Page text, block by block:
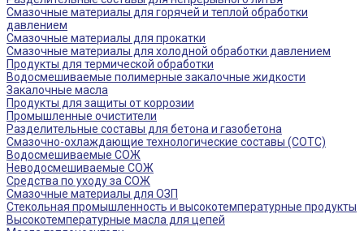
Смазочные материалы для горячей и теплой обработки
давлением
Смазочные материалы для прокатки
Смазочные материалы для холодной обработки давлением
Продукты для термической обработки
Водосмешиваемые полимерные закалочные жидкости
Закалочные масла
Продукты для защиты от коррозии
Промышленные очистители
Разделительные составы для бетона и газобетона
Смазочно-охлаждающие технологические составы (СОТС)
Водосмешиваемые СОЖ
Неводосмешиваемые СОЖ
Средства по уходу за СОЖ
Смазочные материалы для ОЗП
Стекольная промышленность и высокотемпературные продукты
Высокотемпературные масла для цепей